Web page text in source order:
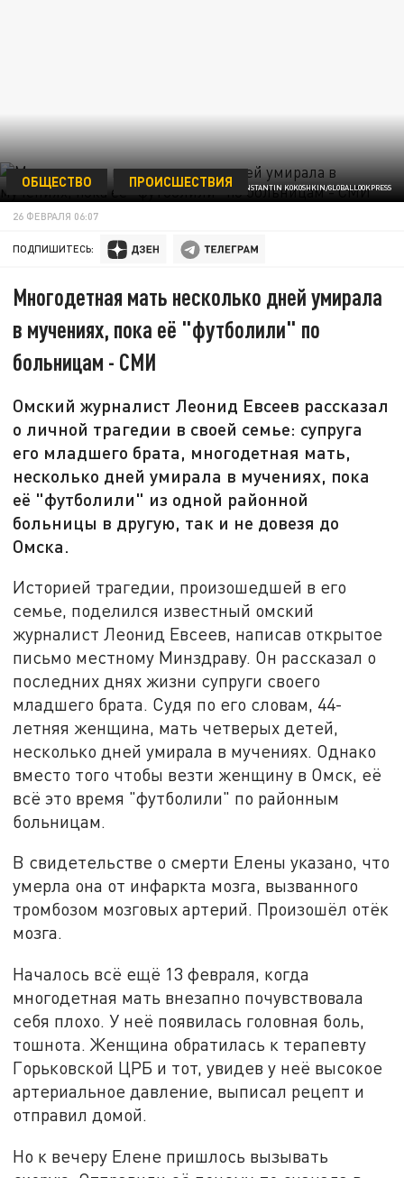
ФОТО: KONSTANTIN KOKOSHKIN/GLOBALLOOKPRESS
ОБЩЕСТВО ПРОИСШЕСТВИЯ
26 ФЕВРАЛЯ 06:07
ПОДПИШИТЕСЬ:
Многодетная мать несколько дней умирала
в мучениях, пока её "футболили" по
больницам - СМИ
Омский журналист Леонид Евсеев рассказал
о личной трагедии в своей семье: супруга
его младшего брата, многодетная мать,
несколько дней умирала в мучениях, пока
её "футболили" из одной районной
больницы в другую, так и не довезя до
Омска.
Историей трагедии, произошедшей в его
семье, поделился известный омский
журналист Леонид Евсеев, написав открытое
письмо местному Минздраву. Он рассказал о
последних днях жизни супруги своего
младшего брата. Судя по его словам, 44-
летняя женщина, мать четверых детей,
несколько дней умирала в мучениях. Однако
вместо того чтобы везти женщину в Омск, её
всё это время "футболили" по районным
больницам.
В свидетельстве о смерти Елены указано, что
умерла она от инфаркта мозга, вызванного
тромбозом мозговых артерий. Произошёл отёк
мозга.
Началось всё ещё 13 февраля, когда
многодетная мать внезапно почувствовала
себя плохо. У неё появилась головная боль,
тошнота. Женщина обратилась к терапевту
Горьковской ЦРБ и тот, увидев у неё высокое
артериальное давление, выписал рецепт и
отправил домой.
Но к вечеру Елене пришлось вызывать